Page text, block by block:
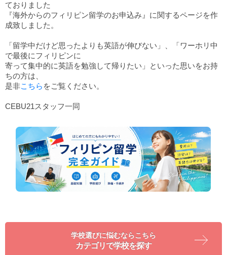
ておりました
『海外からのフィリピン留学のお申込み』に関するページを作
成致しました。
「留学中だけど思ったよりも英語が伸びない」、「ワーホリ中
で最後にフィリピンに
寄って集中的に英語を勉強して帰りたい」といった思いをお持
ちの方は、
是非こちら をご覧ください。
CEBU21スタッフ一同
学校選びに悩むならこちら
カテゴリで学校を探す